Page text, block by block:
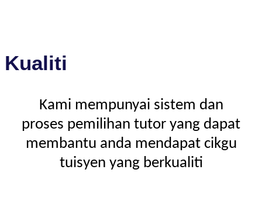
Kualiti
Kami mempunyai sistem dan
proses pemilihan tutor yang dapat
membantu anda mendapat cikgu
tuisyen yang berkualiti